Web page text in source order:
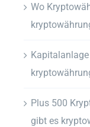
Wo
Plus 500
gibt es